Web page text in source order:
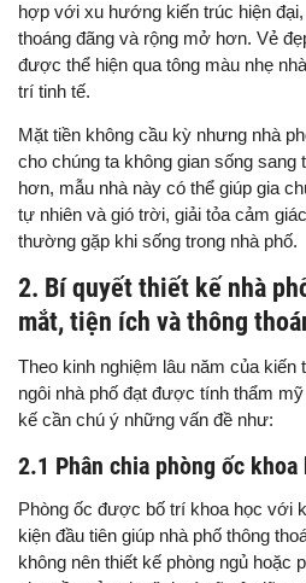
hợp với xu hướng kiến trúc hiện
thoáng đãng và rộng mở hơn. Vẻ
được thể hiện qua tông màu nhẹ
trí tinh tế.
Mặt tiền không cầu kỳ nhưng nhà
cho chúng ta không gian sống sang
hơn, mẫu nhà này có thể giúp gia
tự nhiên và gió trời, giải tỏa cảm
thường gặp khi sống trong nhà phố.
2. Bí quyết thiết kế nhà
mắt, tiện ích và thông
Theo kinh nghiệm lâu năm của
ngôi nhà phố đạt được tính thẩm
kế cần chú ý những vấn đề như:
2.1 Phân chia phòng ốc khoa
Phòng ốc được bố trí khoa học với
kiện đầu tiên giúp nhà phố thông
không nên thiết kế phòng ngủ hoặc